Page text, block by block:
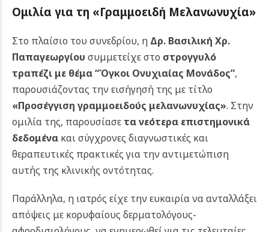
Ομιλία για τη «Γραμμοειδή Μελανωνυχία»
Στο πλαίσιο του συνεδρίου, η Δρ. Βασιλική Χρ.
Παπαγεωργίου συμμετείχε στο στρογγυλό
τραπέζι με θέμα “Όγκοι Ονυχιαίας Μονάδος”,
παρουσιάζοντας την εισήγησή της με τίτλο
«Προσέγγιση γραμμοειδούς μελανωνυχίας». Στην
ομιλία της, παρουσίασε τα νεότερα επιστημονικά
δεδομένα και σύγχρονες διαγνωστικές και
θεραπευτικές πρακτικές για την αντιμετώπιση
αυτής της κλινικής οντότητας.
Παράλληλα, η ιατρός είχε την ευκαιρία να ανταλλάξει
απόψεις με κορυφαίους δερματολόγους-